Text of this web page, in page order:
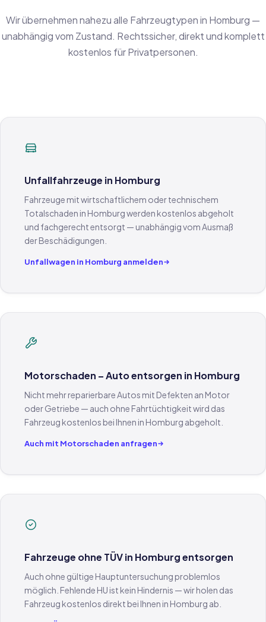
Wir übernehmen nahezu alle Fahrzeugtypen in Homburg —
unabhängig vom Zustand. Rechtssicher, direkt und komplett
kostenlos für Privatpersonen.
Unfallfahrzeuge in Homburg
Fahrzeuge mit wirtschaftlichem oder technischem
Totalschaden in Homburg werden kostenlos abgeholt
und fachgerecht entsorgt — unabhängig vom Ausmaß
der Beschädigungen.
Unfallwagen in Homburg anmelden
Motorschaden – Auto entsorgen in Homburg
Nicht mehr reparierbare Autos mit Defekten an Motor
oder Getriebe — auch ohne Fahrtüchtigkeit wird das
Fahrzeug kostenlos bei Ihnen in Homburg abgeholt.
Auch mit Motorschaden anfragen
Fahrzeuge ohne TÜV in Homburg entsorgen
Auch ohne gültige Hauptuntersuchung problemlos
möglich. Fehlende HU ist kein Hindernis — wir holen das
Fahrzeug kostenlos direkt bei Ihnen in Homburg ab.